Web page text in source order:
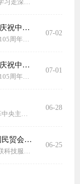
中国民贸组织在滇会员企业集体收看庆祝中国共产党成立105周年大会并召开专题学习座谈会
2026年7月1日上午，庆祝中国共产党成立105周年大会在人民大会堂隆重举行。中国民族贸易促进会组织在滇会员企业党员及员工代表在昆明集体收看大会现场直播，并召开专题学习座谈会，深入学习贯彻习近平总书记重要讲话精神，从党的奋斗历程中感悟初心使命、汲取奋进力量。 集中收看现场庄严肃穆、氛围热烈。上午10时，大会在雄壮的国歌声中正式开幕，与会代表认真聆听习近平总书记重要讲话，深入领会伟大建....
07-02
中国民族贸易促进会党支部组织观看庆祝中国共产党成立105周年大会
2026年7月1日上午，庆祝中国共产党成立105周年大会在北京人民大会堂隆重举行。中国民族贸易促进会党支部组织全体党员和在京员工集中收看大会现场直播，共同见证庄严的历史时刻，认真聆听习近平总书记重要讲话，从党的奋斗历程中感悟初心、汲取力量。 收看现场庄重热烈。雄壮的国歌响起时，全体人员肃立齐唱，表达对党和祖国的赤诚热爱。大家聚精会神聆听总书记讲话，仔细记录要点，深入领会伟大建党精神的丰富内涵。在“七一勋章”颁授....
07-01
06-28
深挖政策红利 赋能企业发展——中国民贸会员专场沙龙成功举办
06-25